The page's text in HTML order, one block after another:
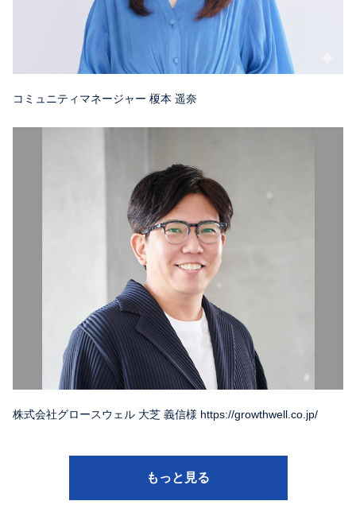
コミュニティマネージャー 榎本 遥奈
株式会社グロースウェル 大芝 義信様 https://growthwell.co.jp/
もっと見る